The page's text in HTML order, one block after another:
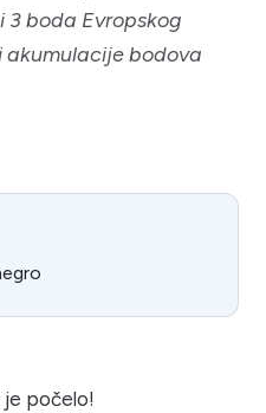
3 boda Evropskog
akumulacije bodova
je počelo!